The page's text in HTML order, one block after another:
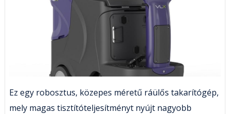
Ez egy robosztus, közepes méretű ráülős takarítógép,
mely magas tisztítóteljesítményt nyújt nagyobb